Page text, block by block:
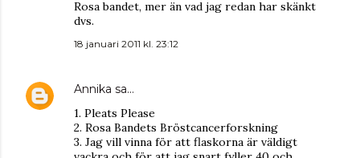
Rosa bandet, mer än vad jag redan har skänkt
dvs.
18 januari 2011 kl. 23:12
Annika sa…
1. Pleats Please
2. Rosa Bandets Bröstcancerforskning
3. Jag vill vinna för att flaskorna är väldigt